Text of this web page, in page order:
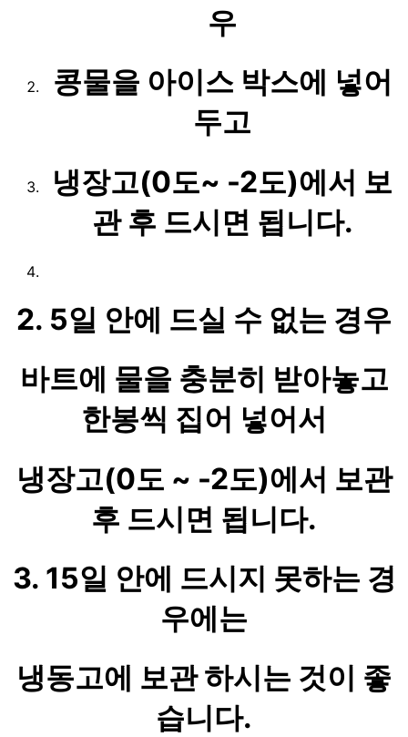
우
콩물을 아이스 박스에 넣어
두고
냉장고(0도~ -2도)에서 보
관 후 드시면 됩니다.
2. 5일 안에 드실 수 없는 경우
바트에 물을 충분히 받아놓고
한봉씩 집어 넣어서
냉장고(0도 ~ -2도)에서 보관
후 드시면 됩니다.
3. 15일 안에 드시지 못하는 경
우에는
냉동고에 보관 하시는 것이 좋
습니다.